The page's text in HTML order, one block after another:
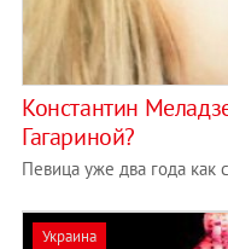
Константин
Гагариной?
Певица уже два года как
Украина